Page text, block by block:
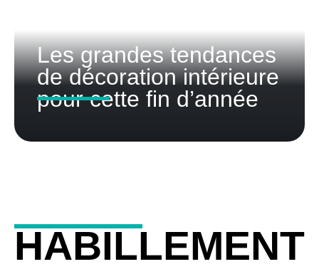
Les grandes tendances
de décoration intérieure
pour cette fin d’année
HABILLEMENT